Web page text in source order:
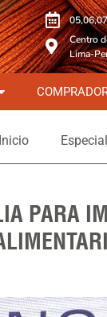
Centro
Lima-
Inicio
PARA